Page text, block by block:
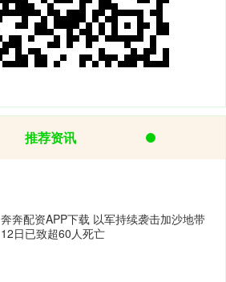
推荐资讯
奔奔配资APP下载 以军持续袭击加沙地带
12日已致超60人死亡